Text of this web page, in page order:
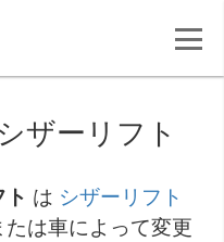
ザーリフト
は シザーリフト
は車によって変更